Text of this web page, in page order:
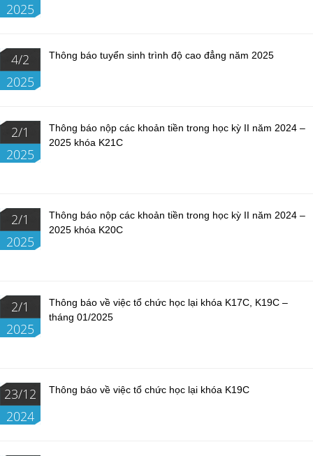
2025
4/2
2025
Thông báo tuyển sinh trình độ cao đẳng năm 2025
2/1
2025
Thông báo nộp các khoản tiền trong học kỳ II năm 2024 –
2025 khóa K21C
2/1
2025
Thông báo nộp các khoản tiền trong học kỳ II năm 2024 –
2025 khóa K20C
2/1
2025
Thông báo về việc tổ chức học lại khóa K17C, K19C –
tháng 01/2025
23/12
2024
Thông báo về việc tổ chức học lại khóa K19C